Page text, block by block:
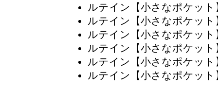
ルテイン【小さなポケッ
ルテイン【小さなポケッ
ルテイン【小さなポケッ
ルテイン【小さなポケッ
ルテイン【小さなポケッ
ルテイン【小さなポケッ